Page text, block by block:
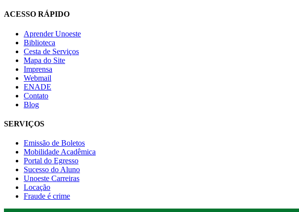
ACESSO RÁPIDO
Aprender Unoeste
Biblioteca
Cesta de Serviços
Mapa do Site
Imprensa
Webmail
ENADE
Contato
Blog
SERVIÇOS
Emissão de Boletos
Mobilidade Acadêmica
Portal do Egresso
Sucesso do Aluno
Unoeste Carreiras
Locação
Fraude é crime